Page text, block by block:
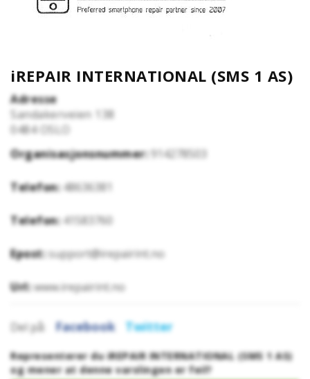
iREPAIR INTERNATIONAL (SMS 1 AS)
Adresse
Sandakerveien 138
0484
OSLO
Organisasjonsnummer: 914278503
Telefon: 48636381
Telefon: 41583760
Epost:support@irepairint.no
Url:www.irepairint.no
Del på: Facebook Twitter
Representerer du iREPAIR INTERNATIONAL (SMS 1 AS)
og mener at denne varslingen er feil?